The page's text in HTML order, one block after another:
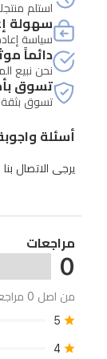
الأسود
ودعم
شريحتين،
يوفر
هذا
الهاتف
مثالياً
والوظائف
العملية
للمستخدمين
.
- المواد
استلم
سهولة
سياسة
دائماً
نحن نبيع
تسوق
تسوق بثقة
أسئلة واجوبة
يرجى الاتصال
مراجعات
0
من اصل 0 مراجعات
5
4